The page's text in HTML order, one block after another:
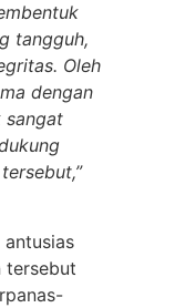
tangguh,
Oleh
dengan
sangat
tersebut